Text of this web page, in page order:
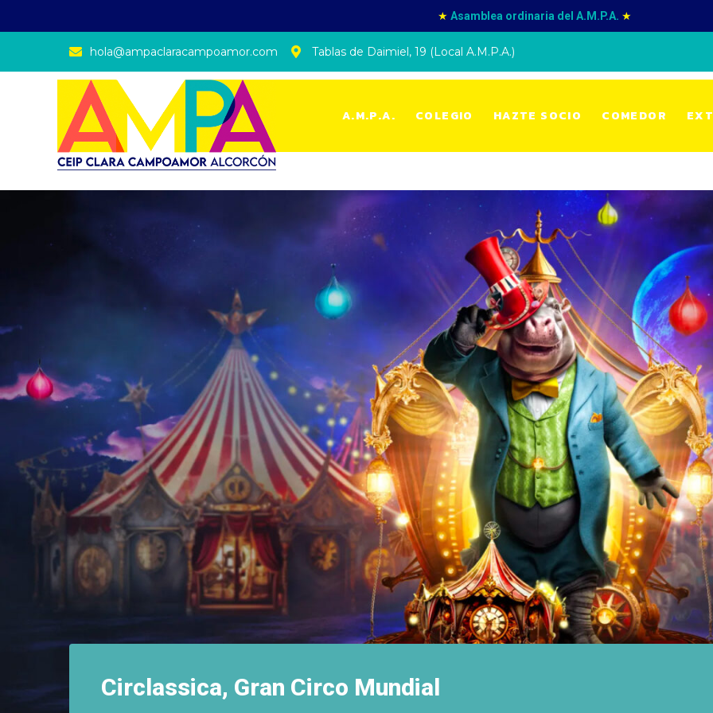
★ Asamblea ordinaria del A.M.P.A. ★
hola@ampaclaracampoamor.com Tablas de Daimiel, 19 (Local A.M.P.A.)
A.M.P.A. COLEGIO HAZTE SOCIO COMEDOR
Circlassica, Gran Circo Mundial